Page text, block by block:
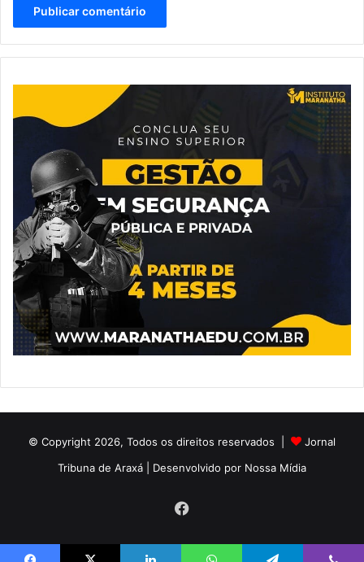
© Copyright 2026, Todos os direitos reservados |
Jornal
Tribuna de Araxá | Desenvolvido por Nossa Mídia
Facebook